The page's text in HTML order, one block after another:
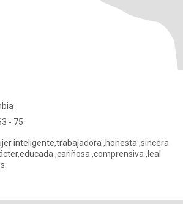
- 75
inteligente,trabajadora ,honesta ,sincera
,cariñosa ,comprensiva ,leal